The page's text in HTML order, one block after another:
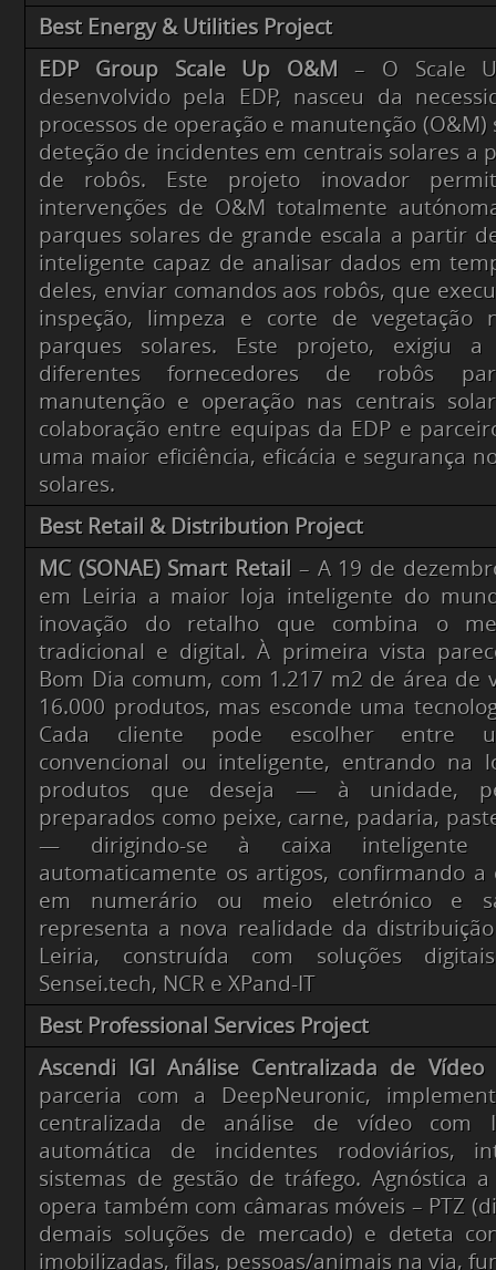
Best Energy & Utilities Project
EDP Group Scale Up O&M – O Scale
desenvolvido pela EDP, nasceu da
processos de operação e manutenção (O&M)
deteção de incidentes em centrais solares a
de robôs. Este projeto inovador
intervenções de O&M totalmente
parques solares de grande escala a partir
inteligente capaz de analisar dados em
deles, enviar comandos aos robôs, que
inspeção, limpeza e corte de vegetação
parques solares. Este projeto, exigiu a
diferentes fornecedores de robôs
manutenção e operação nas centrais
colaboração entre equipas da EDP e
uma maior eficiência, eficácia e segurança
solares.
Best Retail & Distribution Project
MC (SONAE) Smart Retail – A 19 de
em Leiria a maior loja inteligente do
inovação do retalho que combina o
tradicional e digital. À primeira vista
Bom Dia comum, com 1.217 m2 de área de
16.000 produtos, mas esconde uma
Cada cliente pode escolher entre
convencional ou inteligente, entrando na
produtos que deseja — à unidade,
preparados como peixe, carne, padaria,
— dirigindo-se à caixa inteligente
automaticamente os artigos, confirmando a
em numerário ou meio eletrónico e
representa a nova realidade da
Leiria, construída com soluções
Sensei.tech, NCR e XPand-IT
Best Professional Services Project
Ascendi IGI Análise Centralizada de Vídeo
parceria com a DeepNeuronic,
centralizada de análise de vídeo com
automática de incidentes rodoviários,
sistemas de gestão de tráfego. Agnóstica
opera também com câmaras móveis – PTZ
demais soluções de mercado) e deteta
imobilizadas, filas, pessoas/animais na via,